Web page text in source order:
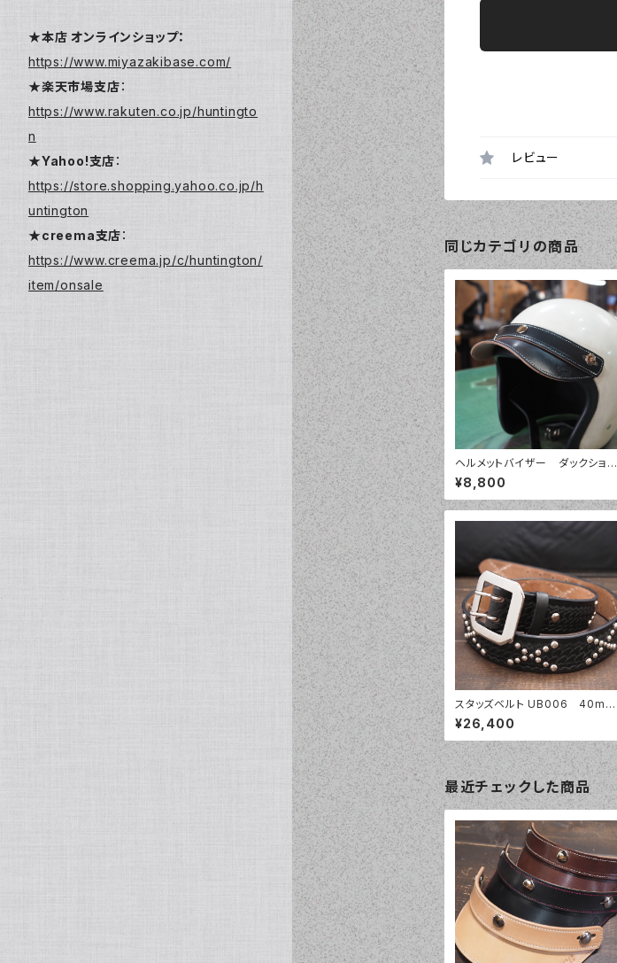
レビュー
同じカテゴリの商品
ヘルメットバイザー ダックショー
トバイザー 前上がりストリートス
タイル 昭南皮革/茶芯ベンズ
革 おしゃれ
¥8,800
スタッズベルト UB006 40mm
幅 バスケットウェーブ
¥26,400
最近チェックした商品
★本店 オンラインショップ：
https://www.miyazakibase.com/
★楽天市場支店：
https://www.rakuten.co.jp/huntingto
n
★Yahoo!支店：
https://store.shopping.yahoo.co.jp/h
untington
★creema支店：
https://www.creema.jp/c/huntington/
item/onsale